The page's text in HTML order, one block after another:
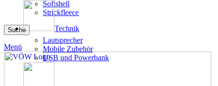
Softshell
Strickfleece
Suche
Menü
Technik
Lautsprecher
Mobile Zubehör
USB und Powerbank